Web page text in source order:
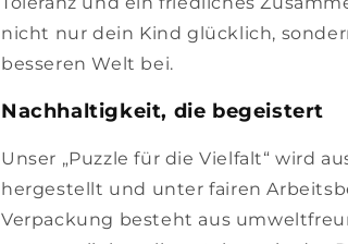
nicht nur dein Kind glücklich,
besseren Welt bei.
Nachhaltigkeit, die begeistert
Unser „Puzzle für die Vielfalt“ wird
hergestellt und unter fairen
Verpackung besteht aus